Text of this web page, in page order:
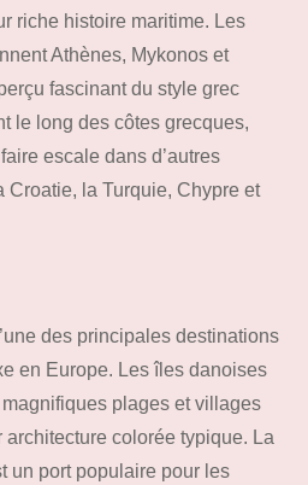
riche histoire maritime. Les
Athènes, Mykonos et
fascinant du style grec
le long des côtes grecques,
escale dans d’autres
Croatie, la Turquie, Chypre et
des principales destinations
en Europe. Les îles danoises
plages et villages
colorée typique. La
un port populaire pour les